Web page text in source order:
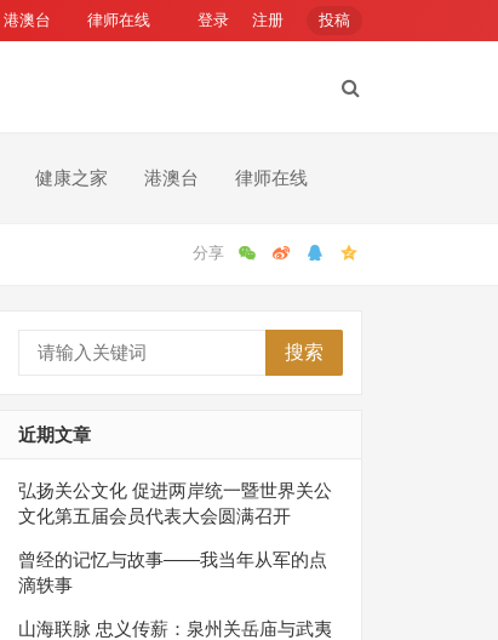
港澳台 律师在线 登录 注册 投稿
健康之家 港澳台 律师在线
搜索
近期文章
弘扬关公文化 促进两岸统一暨世界关公
文化第五届会员代表大会圆满召开
曾经的记忆与故事——我当年从军的点
滴轶事
山海联脉 忠义传薪：泉州关岳庙与武夷